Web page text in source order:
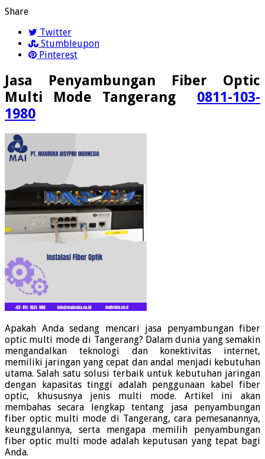
Share
Twitter
Stumbleupon
Pinterest
Jasa Penyambungan Fiber Optic
Multi Mode Tangerang 0811-103-
1980
Apakah Anda sedang mencari jasa penyambungan fiber
optic multi mode di Tangerang? Dalam dunia yang semakin
mengandalkan teknologi dan konektivitas internet,
memiliki jaringan yang cepat dan andal menjadi kebutuhan
utama. Salah satu solusi terbaik untuk kebutuhan jaringan
dengan kapasitas tinggi adalah penggunaan kabel fiber
optic, khususnya jenis multi mode. Artikel ini akan
membahas secara lengkap tentang jasa penyambungan
fiber optic multi mode di Tangerang, cara pemesanannya,
keunggulannya, serta mengapa memilih penyambungan
fiber optic multi mode adalah keputusan yang tepat bagi
Anda.